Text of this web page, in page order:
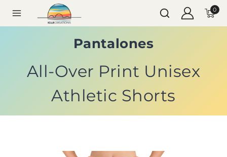
0
Pantalones
All-Over Print Unisex
Athletic Shorts